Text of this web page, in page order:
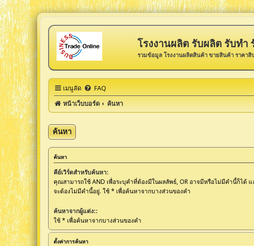
โรงงานผลิต รับผลิต รับท
รวมข้อมูล โรงงานผลิตสินค้า ขายสินค้า ราคา
เมนูลัด FAQ
หน้าเว็บบอร์ด
ค้นหา
ค้นหา
ค้นหา
คีย์เวิร์ดสำหรับค้นหา:
คุณสามารถใช้ AND เพื่อระบุคำที่ต้องมีในผลลัพธ์, OR อาจมีหรือไม่มีคำนี้ก็ได้ แ
จะต้องไม่มีคำนี้อยู่. ใช้ * เพื่อค้นหาจากบางส่วนของคำ
ค้นหาจากผู้แต่ง::
ใช้ * เพื่อค้นหาจากบางส่วนของคำ
ตั้งค่าการค้นหา